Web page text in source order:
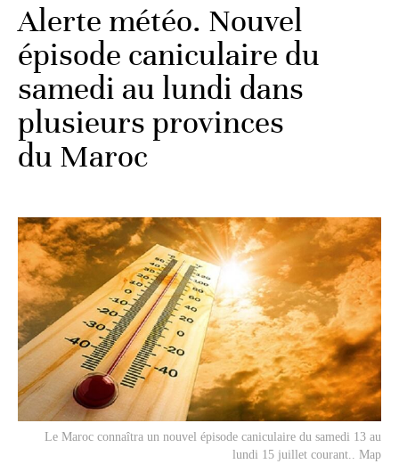
Alerte météo. Nouvel
épisode caniculaire du
samedi au lundi dans
plusieurs provinces
du Maroc
Le Maroc connaîtra un nouvel épisode caniculaire du samedi 13 au
lundi 15 juillet courant.. Map